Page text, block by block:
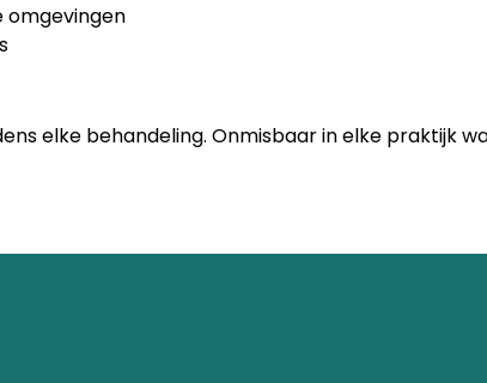
omgevingen
elke behandeling. Onmisbaar in elke praktijk